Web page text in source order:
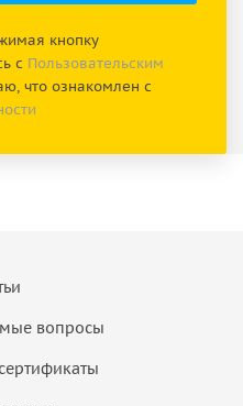
кнопку
с Пользовательским
что ознакомлен с
вопросы